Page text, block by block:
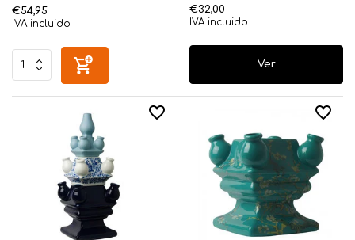
€54,95
IVA incluido
€32,00
IVA incluido
Ver